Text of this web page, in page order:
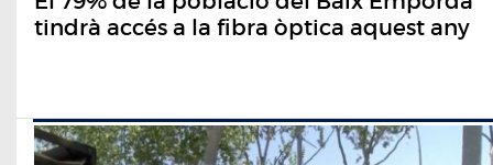
tindrà accés a la fibra òptica aquest any